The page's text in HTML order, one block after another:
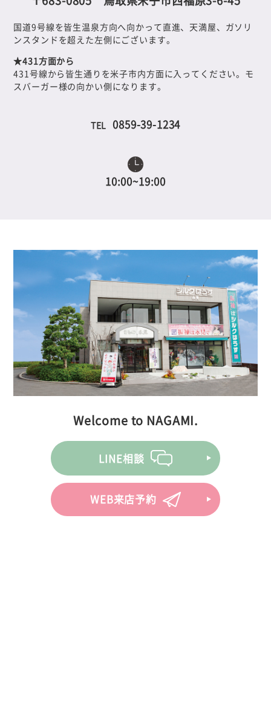
国道9号線を皆生温泉方向へ向かって直進、天満屋、ガソリ
ンスタンドを超えた左側にございます。
★431方面から
431号線から皆生通りを米子市内方面に入ってください。モ
スバーガー様の向かい側になります。
TEL 0859-39-1234
10:00~19:00
Welcome to NAGAMI.
LINE相談
WEB来店予約